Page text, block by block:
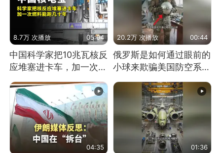
8.7万 次播放 05:04
中国科学家把10兆瓦核反
应堆塞进卡车，加一次燃
料能跑几十年
20.2万 次播放 00:44
俄罗斯是如何通过眼前的
小球来欺骗美国防空系统
的
04:35 01:36